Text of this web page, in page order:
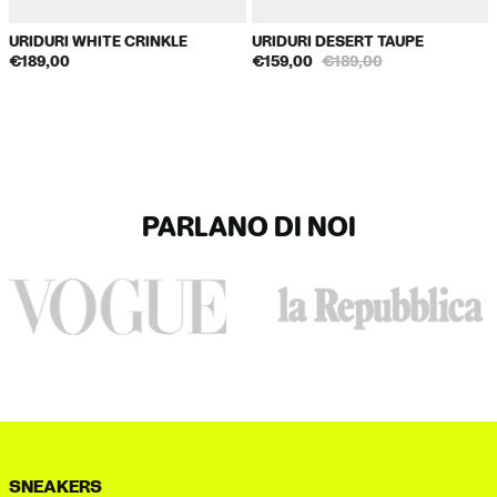
Shipping Bag 100% compostable plastic EN 13432
ricezione del pacco per chiedere un reso. Le spese di spedizione
Eventuali costi doganali sono a carico del cliente.
URIDURI WHITE CRINKLE
€189,00
URIDURI DESERT TAUPE
€159,00 €189,00
PARLANO DI NOI
SNEAKERS